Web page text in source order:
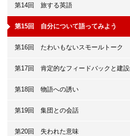
第14回 旅する英語
第15回 自分について語ってみよう
第16回 たわいもないスモールトーク
第17回 肯定的なフィードバックと建設
第18回 物語への誘い
第19回 集団との会話
第20回 失われた意味